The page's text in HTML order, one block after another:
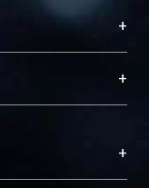
久珍藏及向國際
量，圖書館整合
不同功能平
。期能整合研
researcher
+
+
+